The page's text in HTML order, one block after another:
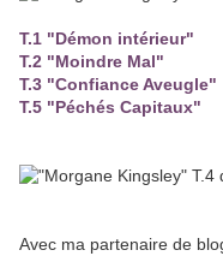
T.1 "Démon intérieur"
T.2 "Moindre Mal"
T.3 "Confiance Aveugle"
T.5 "Péchés Capitaux"
Avec ma partenaire de